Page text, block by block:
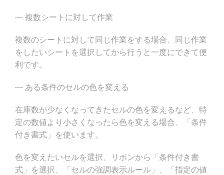
— 複数シートに対して作業
複数のシートに対して同じ作業をする場合、同じ作業
をしたいシートを選択してから行うと一度にできて便
利です。
— ある条件のセルの色を変える
在庫数が少なくなってきたセルの色を変えるなど、特
定の数値より小さくなったら色を変える場合、「条件
付き書式」を使います。
色を変えたいセルを選択、リボンから「条件付き書
式」を選択、「セルの強調表示ルール」、「指定の値